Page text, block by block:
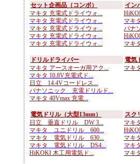
セット企画品（コンボ）
マキタ 充電式ドライウォ...
マキタ 充電式ドライウォ...
マキタ 充電式ドライウォ...
マキタ 充電式ドライウォ...
マキタ 充電式ドライウォ...
イン
マキ
パナ
マキ
ドリルドライバー
マキタ アースオーガ用アク...
マキタ 10.8V充電式ド...
日立 14.4Vコードレス...
パナソニック 充電ドリルド...
マキタ 40Vmax 充電...
電気
マキ
電気ドリル（大型13mm）
日立 垂直ドリル DW 3...
マキタ ユニドリル 600...
マキタ 電気ドリル 630...
マキタ 電気ドリル DS4...
HiKOKI 木工用電気ド...
スク
マキ
マキ
マキ
マキ